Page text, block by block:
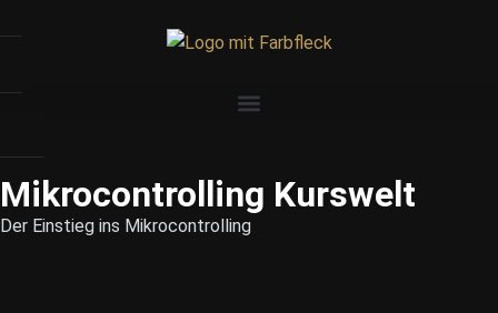
Mikrocontrolling Kurswelt
Der Einstieg ins Mikrocontrolling